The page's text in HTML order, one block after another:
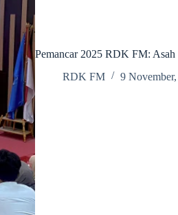
Pemancar 2025 RDK FM:
RDK FM
9